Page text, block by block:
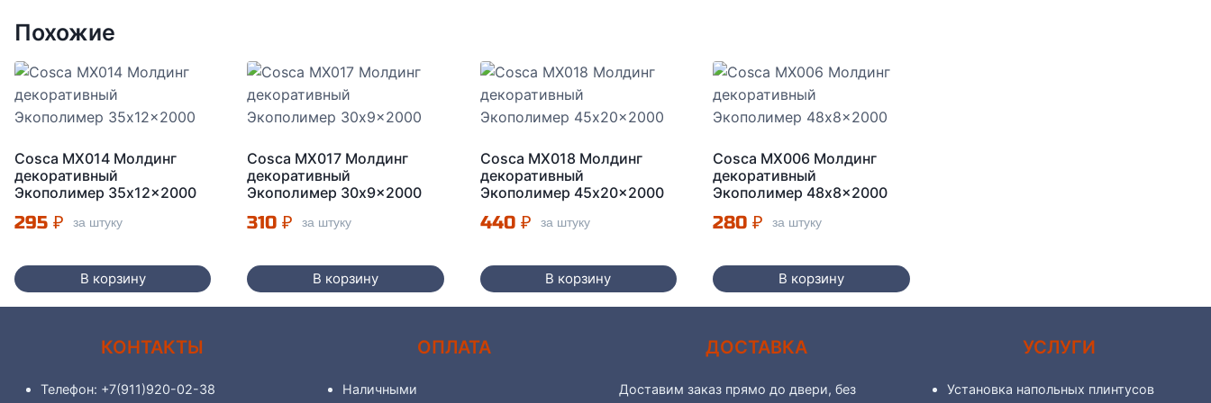
Похожие
Cosca MX014 Молдинг
декоративный
Экополимер 35x12x2000
295 ₽ за штуку
В корзину
Cosca MX017 Молдинг
декоративный
Экополимер 30x9x2000
310₽ за штуку
В корзину
Cosca MX018 Молдинг
декоративный
Экополимер 45x20x2000
440 ₽ за штуку
В корзину
Cosca MX006 Молдинг
декоративный
Экополимер 48x8x2000
280₽ за штуку
В корзину
КОНТАКТЫ
Телефон: +7(911)920-02-38
ОПЛАТА
Наличными
ДОСТАВКА
Доставим заказ прямо до двери, без
УСЛУГИ
Установка напольных плинтусов